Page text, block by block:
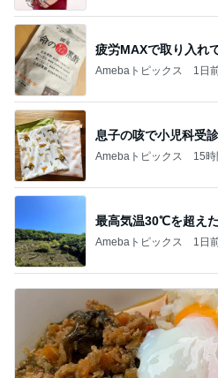
疲労MAXで取り入れ
Amebaトピックス 1日
息子の咳で小児科受
Amebaトピックス 15
最高気温30℃を超え
Amebaトピックス 1日